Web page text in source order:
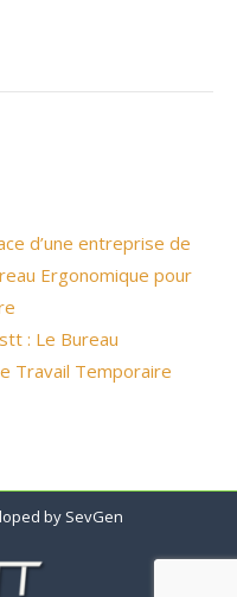
d’une entreprise de
Ergonomique pour
: Le Bureau
Travail Temporaire
by SevGen